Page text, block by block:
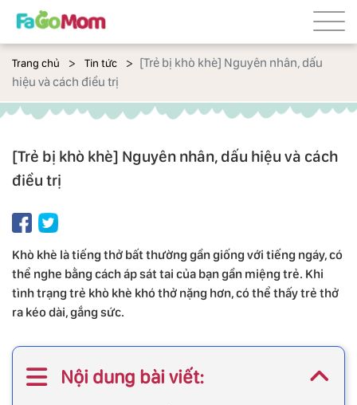
Trang chủ Tin tức
[Trẻ bị khò khè] Nguyên nhân, dấu
hiệu và cách điều trị
[Trẻ bị khò khè] Nguyên nhân, dấu hiệu và cách
điều trị
Khò khè là tiếng thở bất thường gần giống với tiếng ngáy, có
thể nghe bằng cách áp sát tai của bạn gần miệng trẻ. Khi
tình trạng trẻ khò khè khó thở nặng hơn, có thể thấy trẻ thở
ra kéo dài, gắng sức.
Nội dung bài viết: